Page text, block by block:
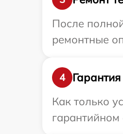
После
ремонтные
4
Гарантия
Как только
гарантийном